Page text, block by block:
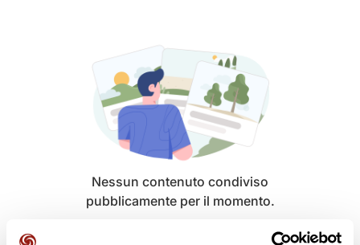
Nessun contenuto condiviso
pubblicamente per il momento.